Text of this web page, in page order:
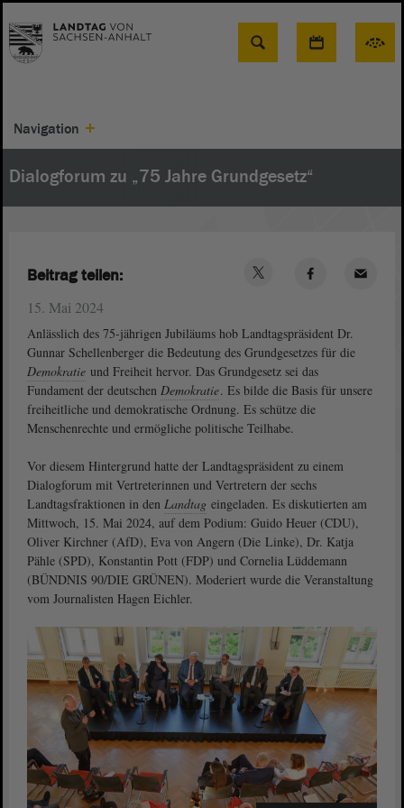
Suche
Navigation
Dialogforum zu „75 Jahre Grundgesetz“
15. Mai 2024
Anlässlich des 75-jährigen Jubiläums hob Landtagspräsident Dr.
Gunnar Schellenberger die Bedeutung des Grundgesetzes für die
Demokratie und Freiheit hervor. Das Grundgesetz sei das
Fundament der deutschen Demokratie. Es bilde die Basis für unsere
freiheitliche und demokratische Ordnung. Es schütze die
Menschenrechte und ermögliche politische Teilhabe.
Vor diesem Hintergrund hatte der Landtagspräsident zu einem
Dialogforum mit Vertreterinnen und Vertretern der sechs
Landtagsfraktionen in den Landtag eingeladen. Es diskutierten am
Mittwoch, 15. Mai 2024, auf dem Podium: Guido Heuer (CDU),
Oliver Kirchner (AfD), Eva von Angern (Die Linke), Dr. Katja
Pähle (SPD), Konstantin Pott (FDP) und Cornelia Lüddemann
(BÜNDNIS 90/DIE GRÜNEN). Moderiert wurde die Veranstaltung
vom Journalisten Hagen Eichler.
Beitrag teilen: